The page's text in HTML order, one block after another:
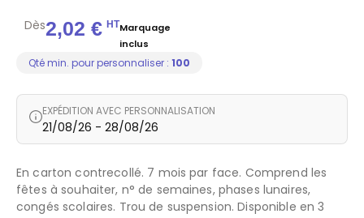
Dès2,02 € HTMarquage
inclus
Qté min. pour personnaliser : 100
EXPÉDITION AVEC PERSONNALISATION
21/08/26 - 28/08/26
En carton contrecollé. 7 mois par face. Comprend les
fêtes à souhaiter, n° de semaines, phases lunaires,
congés scolaires. Trou de suspension. Disponible en 3